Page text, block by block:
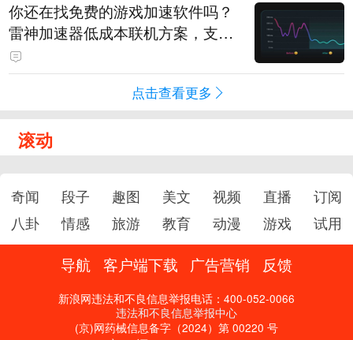
你还在找免费的游戏加速软件吗？
雷神加速器低成本联机方案，支持
免费试用
点击查看更多
滚动
奇闻 段子 趣图 美文 视频 直播
订阅
八卦
情感 旅游 教育 动漫 游戏 试用
导航 客户端下载 广告营销 反馈
新浪网违法和不良信息举报电话：400-052-0066
违法和不良信息举报中心
(京)网药械信息备字（2024）第 00220 号